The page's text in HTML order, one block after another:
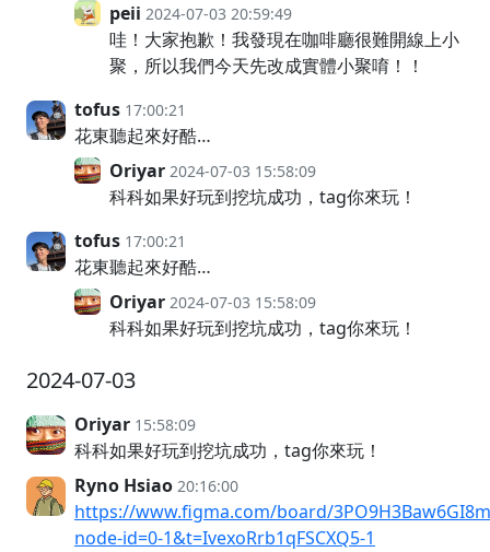
peii 2024-07-03 20:59:49
哇！大家抱歉！我發現在咖啡廳很難開線上小
聚，所以我們今天先改成實體小聚唷！！
tofus 17:00:21
花東聽起來好酷…
Oriyar 2024-07-03 15:58:09
科科如果好玩到挖坑成功，tag你來玩！
tofus 17:00:21
花東聽起來好酷…
Oriyar 2024-07-03 15:58:09
科科如果好玩到挖坑成功，tag你來玩！
2024-07-03
Oriyar 15:58:09
科科如果好玩到挖坑成功，tag你來玩！
Ryno Hsiao 20:16:00
https://www.figma.com/board/
node-id=0-1&t=IvexoRrb1qFSCXQ5-1